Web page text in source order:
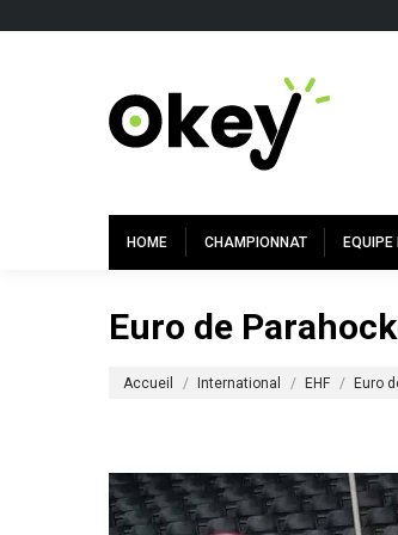
HOME CHAMPIONNAT
Euro de
Accueil International EHF Euro